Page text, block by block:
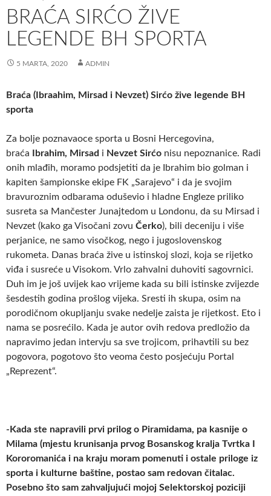
BRAĆA SIRĆO ŽIVE
LEGENDE BH SPORTA
5 MARTA, 2020 ADMIN
Braća (Ibraahim, Mirsad i Nevzet) Sirćo žive legende BH
sporta
Za bolje poznavaoce sporta u Bosni Hercegovina,
braća
Ibrahim, Mirsad i Nevzet Sirćo nisu nepoznanice. Radi
onih mlađih, moramo podsjetiti da je Ibrahim bio golman i
kapiten šampionske ekipe FK „Sarajevo“ i da je svojim
bravuroznim odbarama oduševio i hladne Engleze priliko
susreta sa Mančester Junajtedom u Londonu, da su Mirsad i
Nevzet (kako ga Visočani zovu Čerko), bili deceniju i više
perjanice, ne samo visočkog, nego i jugoslovenskog
rukometa. Danas braća žive u istinskoj slozi, koja se rijetko
viđa i susreće u Visokom. Vrlo zahvalni duhoviti sagovrnici.
Duh im je još uvijek kao vrijeme kada su bili istinske zvijezde
šesdestih godina prošlog vijeka. Sresti ih skupa, osim na
porodičnom okupljanju svake nedelje zaista je rijetkost. Eto i
nama se posrećilo. Kada je autor ovih redova predložio da
napravimo jedan intervju sa sve trojicom, prihavtili su bez
pogovora, pogotovo što veoma često posjećuju Portal
„Reprezent“.
-Kada ste napravili prvi prilog o Piramidama, pa kasnije o
Milama (mjestu krunisanja prvog Bosanskog kralja Tvrtka I
Kororomanića i na kraju moram pomenuti i ostale priloge iz
sporta i kulturne baštine, postao sam redovan čitalac.
Posebno što sam zahvaljujući mojoj Selektorskoj poziciji